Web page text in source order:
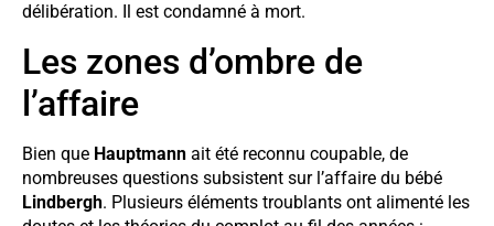
délibération. Il est condamné à mort.
Les zones d’ombre de
l’affaire
Bien que Hauptmann ait été reconnu coupable, de
nombreuses questions subsistent sur l’affaire du bébé
Lindbergh. Plusieurs éléments troublants ont alimenté les